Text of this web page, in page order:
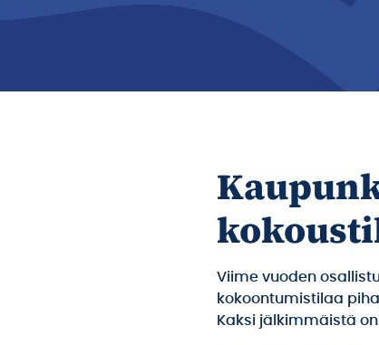
Viime vuoden
kokoontumistilaa
Kaksi jälkimmäistä